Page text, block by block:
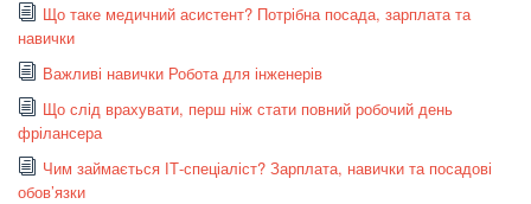
Що таке медичний асистент? Потрібна посада, зарплата та
навички
Важливі навички Робота для інженерів
Що слід врахувати, перш ніж стати повний робочий день
фрілансера
Чим займається ІТ-спеціаліст? Зарплата, навички та посадові
обов’язки